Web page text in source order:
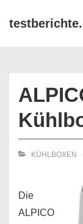
Zum
KÜHLBOXEN
Die
ALPICO